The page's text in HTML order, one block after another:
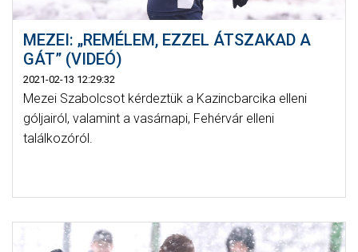
MEZEI: „REMÉLEM, EZZEL ÁTSZAKAD A
GÁT” (VIDEÓ)
2021-02-13 12:29:32
Mezei Szabolcsot kérdeztük a Kazincbarcika elleni
góljairól, valamint a vasárnapi, Fehérvár elleni
találkozóról.